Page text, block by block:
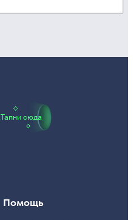
Тапни сюда
Помощь